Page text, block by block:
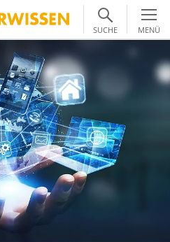
SUCHE MENÜ